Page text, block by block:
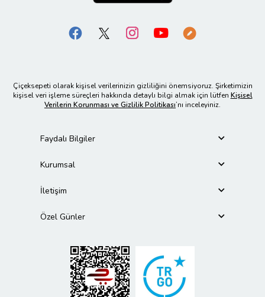
Çiçeksepeti olarak kişisel verilerinizin gizliliğini önemsiyoruz. Şirketimizin
kişisel veri işleme süreçleri hakkında detaylı bilgi almak için lütfen Kişisel
Verilerin Korunması ve Gizlilik Politikası’nı inceleyiniz.
Faydalı Bilgiler
Kurumsal
İletişim
Özel Günler